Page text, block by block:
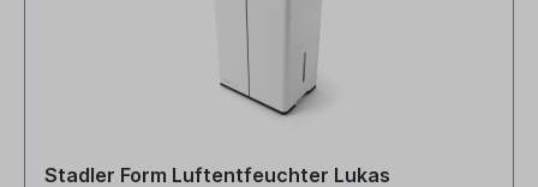
Stadler Form Luftentfeuchter Lukas